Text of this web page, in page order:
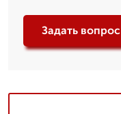
Задать вопрос